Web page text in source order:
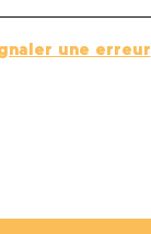
une erreur